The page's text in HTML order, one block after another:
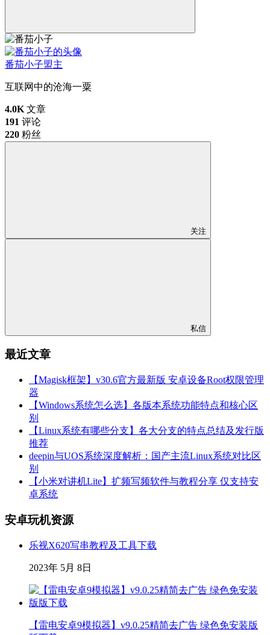
番茄小子盟主
互联网中的沧海一粟
4.0K 文章
191 评论
220 粉丝
关注
私信
最近文章
【Magisk框架】v30.6官方最新版 安卓设备Root权限管理
器
【Windows系统怎么选】各版本系统功能特点和核心区
别
【Linux系统有哪些分支】各大分支的特点总结及发行版
推荐
deepin与UOS系统深度解析：国产主流Linux系统对比区
别
【小米对讲机Lite】扩频写频软件与教程分享 仅支持安
卓系统
安卓玩机资源
乐视X620写串教程及工具下载
2023年 5月 8日
【雷电安卓9模拟器】v9.0.25精简去广告 绿色免安装版